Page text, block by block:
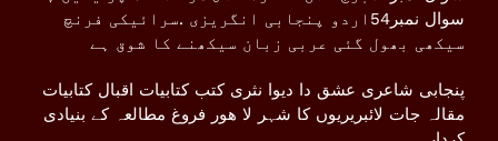
سوال نمبر54اردو پنجابی انگریزی .سرائیکی فرنچ
سیکھی بھول گئی عربی زبان سیکھنے کا شوق ہے
پنجابی شاعری عشق دا دیوا نثری کتب کتابیات اقبال کتابیات
مقالہ جات لائبریریوں کا شہر لا ھور فروغ مطالعہ کے بنیادی